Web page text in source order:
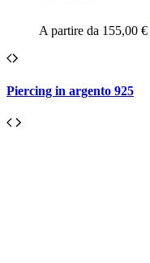
A partire da 155,00 €
Piercing in argento 925